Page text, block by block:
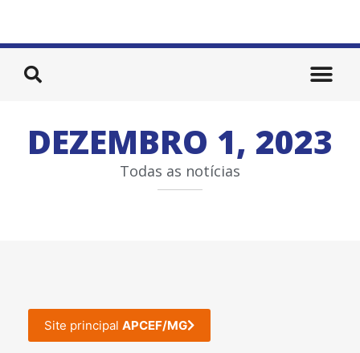
DEZEMBRO 1, 2023
Todas as notícias
Site principal APCEF/MG